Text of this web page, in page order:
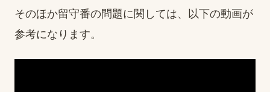
そのほか留守番の問題に関しては、以下の動画が
参考になります。